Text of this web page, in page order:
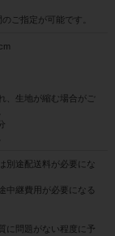
ご指定が可能です。
、生地が縮む場合がご
別途配送料が必要にな
中継費用が必要になる
に問題がない程度に予